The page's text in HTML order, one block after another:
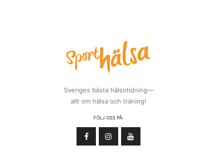
Sveriges bästa hälsotidning—
allt om hälsa och träning!
FÖLJ OSS PÅ: